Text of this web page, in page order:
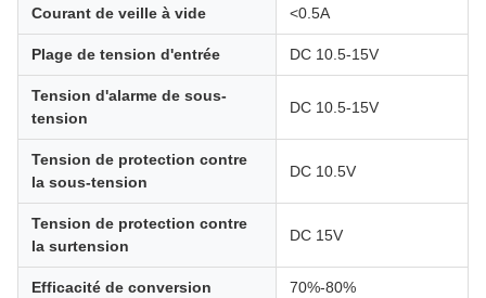
Courant de veille à vide <0.5A
Plage de tension d'entrée DC 10.5-15V
Tension d'alarme de sous-
tension
DC 10.5-15V
Tension de protection contre
la sous-tension
DC 10.5V
Tension de protection contre
la surtension
DC 15V
Efficacité de conversion 70%-80%